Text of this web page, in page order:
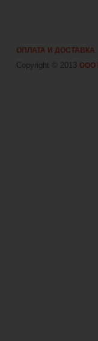
ОПЛАТА И ДОСТАВКА
Copyright © 2013 ООО